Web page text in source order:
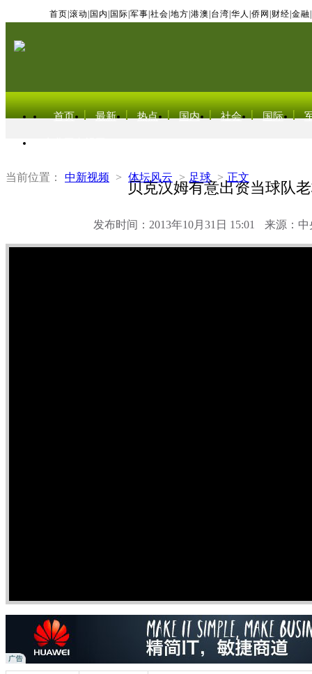
首页 滚动 国内 国际 军事 社会 地方 港澳 台湾 华人 侨网 财经 金融
首页 最新 热点 国内 社会 国际
当前位置： 中新视频 > 体坛风云 > 足球 > 正文
贝克汉姆有意出资当球队
发布时间：2013年10月31日 15:01 来源：中